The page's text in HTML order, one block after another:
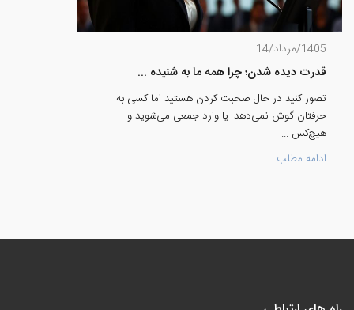
1405/مرداد/14
قدرت دیده شدن؛ چرا همه ما به شنیده ...
تصور کنید در حال صحبت کردن هستید اما کسی به
حرفتان گوش نمی‌دهد. یا وارد جمعی می‌شوید و
هیچ‌کس ...
ادامه مطلب